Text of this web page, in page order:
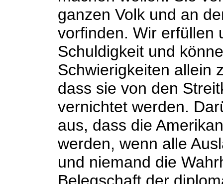
ganzen Volk und an
vorfinden. Wir erfüllen
Schuldigkeit und
Schwierigkeiten allein
dass sie von den
vernichtet werden.
aus, dass die
werden, wenn alle
und niemand die